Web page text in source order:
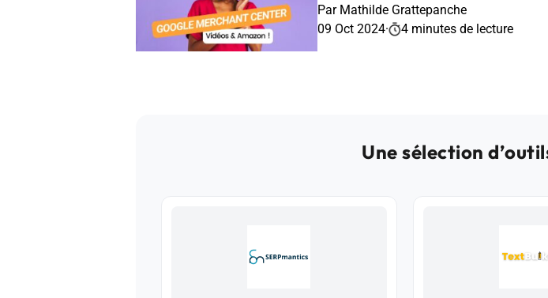
Par Mathilde Grattepanche
09 Oct 2024· 4 minutes de lecture
Une sélection